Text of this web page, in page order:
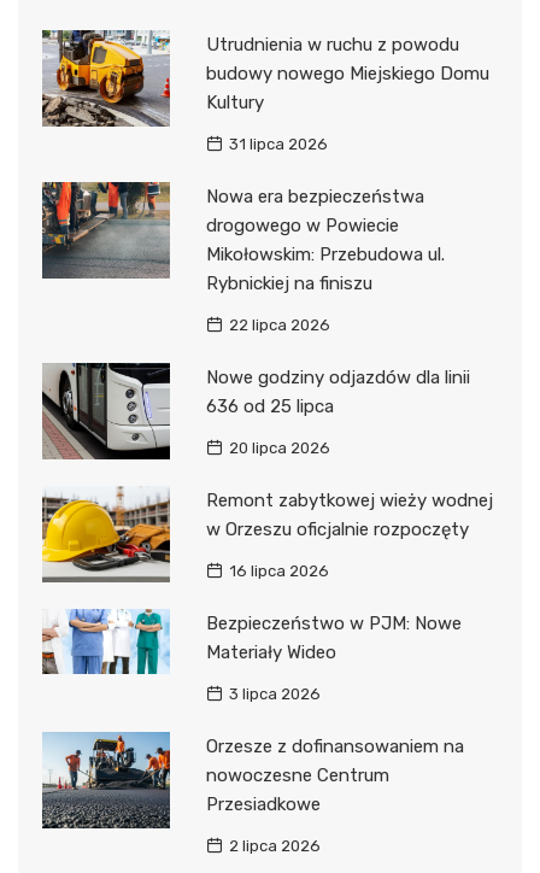
Utrudnienia w ruchu z powodu
budowy nowego Miejskiego Domu
Kultury
31 lipca 2026
Nowa era bezpieczeństwa
drogowego w Powiecie
Mikołowskim: Przebudowa ul.
Rybnickiej na finiszu
22 lipca 2026
Nowe godziny odjazdów dla linii
636 od 25 lipca
20 lipca 2026
Remont zabytkowej wieży wodnej
w Orzeszu oficjalnie rozpoczęty
16 lipca 2026
Bezpieczeństwo w PJM: Nowe
Materiały Wideo
3 lipca 2026
Orzesze z dofinansowaniem na
nowoczesne Centrum
Przesiadkowe
2 lipca 2026